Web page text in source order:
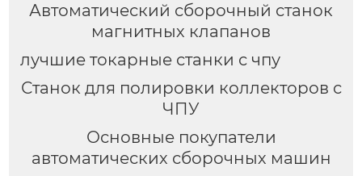
Автоматический сборочный станок
магнитных клапанов
лучшие токарные станки с чпу
Станок для полировки коллекторов с
ЧПУ
Основные покупатели
автоматических сборочных машин